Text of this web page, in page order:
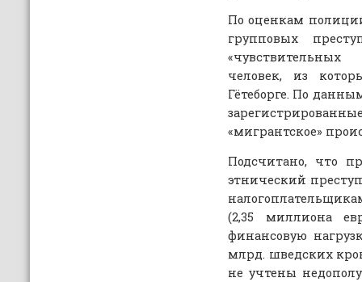
По оценкам
групповых
человек, из
Гётеборге. По
«мигрантское»
Подсчитано, что
этнический
(2,35 миллиона
финансовую
млрд. шведских
не учтены